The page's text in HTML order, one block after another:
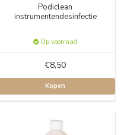
Podiclean
instrumentendesinfectie
Op voorraad
€8,50
Kopen